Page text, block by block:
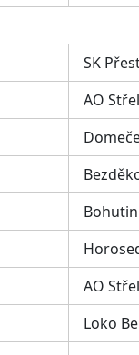
SK
AO
Bohutin
AO
Loko